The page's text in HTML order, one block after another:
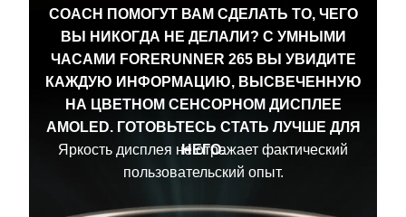
ЗНАЙТЕ, ГДЕ ВЫ СТОИТЕ
С УТРЕННИМ ОТЧЕТОМ
COACH ПОМОГУТ ВАМ СДЕЛАТЬ ТО, ЧЕГО
ВЫ НИКОГДА НЕ ДЕЛАЛИ? С УМНЫМИ
ЧАСАМИ FORERUNNER 265 ВЫ УВИДИТЕ
КАЖДУЮ ИНФОРМАЦИЮ, ВЫСВЕЧЕННУЮ
НА ЦВЕТНОМ СЕНСОРНОМ ДИСПЛЕЕ
AMOLED. ГОТОВЬТЕСЬ СТАТЬ ЛУЧШЕ ДЛЯ
НЕГО.
Яркость дисплея не отражает фактический
пользовательский опыт.